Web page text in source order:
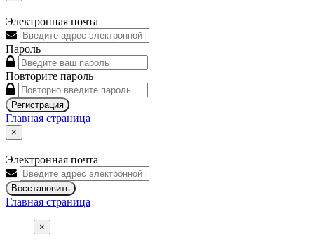
Электронная почта
Пароль
Повторите пароль
Регистрация
Главная страница
×
Электронная почта
Восстановить
Главная страница
×